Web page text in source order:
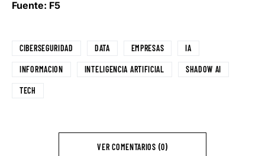
Fuente: F5
CIBERSEGURIDAD DATA EMPRESAS IA
INFORMACION INTELIGENCIA ARTIFICIAL SHADOW AI
TECH
VER COMENTARIOS (0)